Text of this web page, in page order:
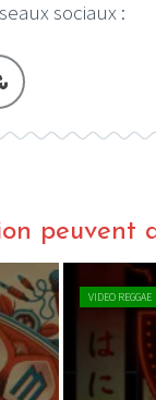
sociaux :
peuvent
VIDEO REGGAE